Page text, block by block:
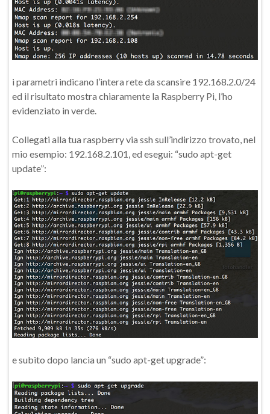
i parametri indicano l’intera rete da scansire 192.168.2.0/24
ed il risultato mostra chiaramente la Raspberry Pi, l’ho
evidenziato in verde.
Collegati alla tua raspberry via ssh sull’indirizzo trovato, nel
mio esempio: 192.168.2.101, ed esegui: “sudo apt-get
update”:
e subito dopo lancia un “sudo apt-get upgrade”: